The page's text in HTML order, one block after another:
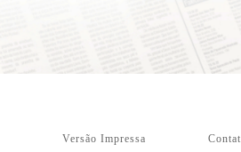
Versão Impressa